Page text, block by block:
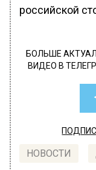
российской
БОЛЬШЕ
ВИДЕО В
НОВОСТИ